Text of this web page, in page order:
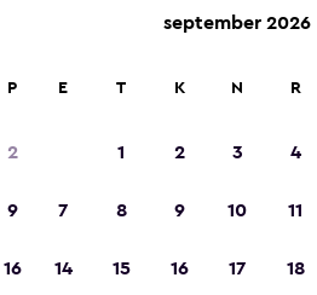
P
2
9
16
september 2026
E T K N R
1 2 3 4
7 8 9 10 11
14 15 16 17 18